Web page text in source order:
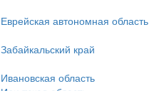
Еврейская автономная область
Забайкальский край
Ивановская область